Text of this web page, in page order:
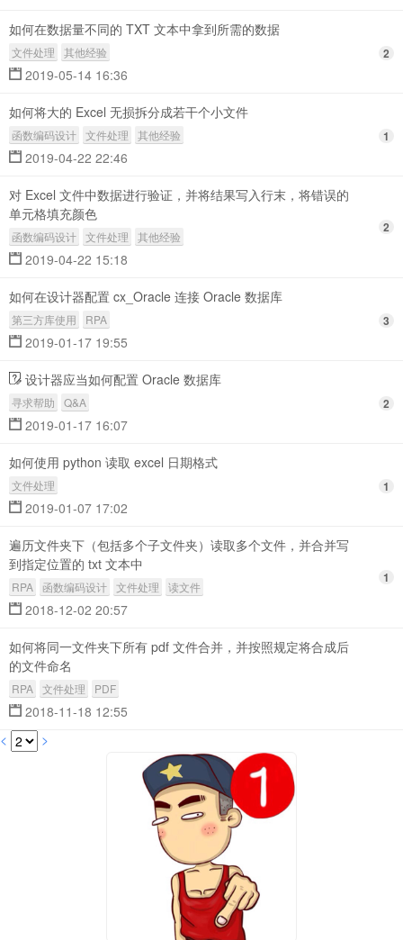
如何在数据量不同的 TXT 文本中拿到所需的数据
文件处理 其他经验
2019-05-14 16:36
2
如何将大的 Excel 无损拆分成若干个小文件
函数编码设计 文件处理 其他经验
2019-04-22 22:46
1
对 Excel 文件中数据进行验证，并将结果写入行末，将错误的
单元格填充颜色
函数编码设计 文件处理 其他经验
2019-04-22 15:18
2
如何在设计器配置 cx_Oracle 连接 Oracle 数据库
第三方库使用 RPA
2019-01-17 19:55
3
设计器应当如何配置 Oracle 数据库
寻求帮助 Q&A
2019-01-17 16:07
2
如何使用 python 读取 excel 日期格式
文件处理
2019-01-07 17:02
1
遍历文件夹下（包括多个子文件夹）读取多个文件，并合并写
到指定位置的 txt 文本中
RPA 函数编码设计 文件处理 读文件
2018-12-02 20:57
1
如何将同一文件夹下所有 pdf 文件合并，并按照规定将合成后
的文件命名
RPA 文件处理 PDF
2018-11-18 12:55
<
>